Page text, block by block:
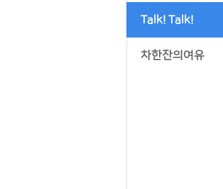
Talk! Talk!
차한잔의여유